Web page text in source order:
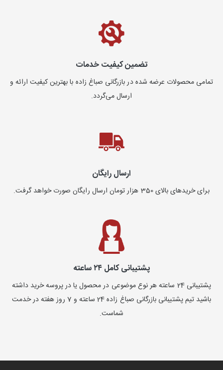
تضمین کیفیت خدمات
تمامی محصولات عرضه شده در بازرگانی صباغ زاده با بهترین کیفیت ارائه و
ارسال می‌گردد.
ارسال رایگان
برای خریدهای بالای 350 هزار تومان ارسال رایگان صورت خواهد گرفت.
پشتیبانی کامل ۲۴ ساعته
پشتیبانی 24 ساعته هر نوع موضوعی در محصول یا در پروسه خرید داشته
باشید تیم پشتیبانی بازرگانی صباغ زاده 24 ساعته و 7 روز هفته در خدمت
شماست.